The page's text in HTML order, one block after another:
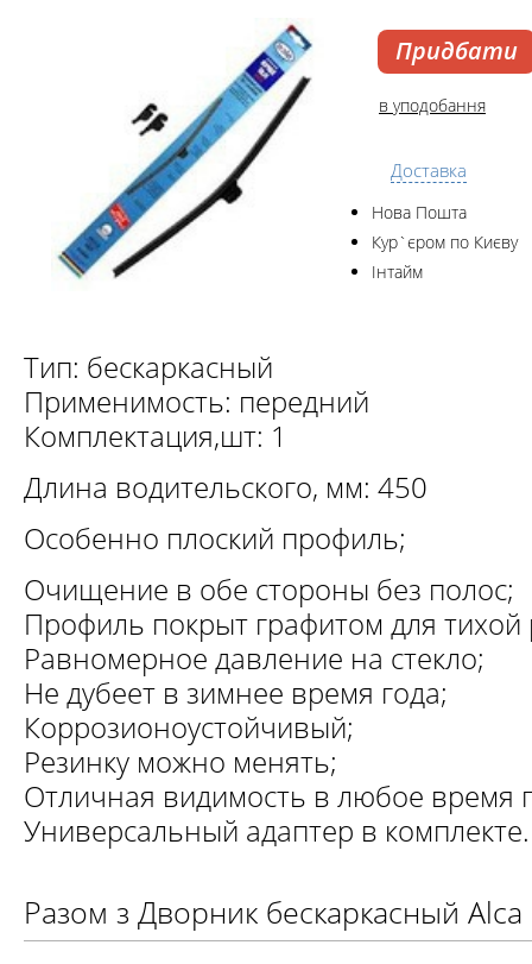
Придбати
в уподобання
Доставка
Нова Пошта
Кур`єром по Києву
Інтайм
Тип: бескаркасный
Применимость: передний
Комплектация,шт: 1
Длина водительского, мм: 450
Особенно плоский профиль;
Очищение в обе стороны без полос;
Профиль покрыт графитом для тихой
Равномерное давление на стекло;
Не дубеет в зимнее время года;
Коррозионоустойчивый;
Резинку можно менять;
Отличная видимость в любое время
Универсальный адаптер в комплекте.
Разом з Дворник бескаркасный